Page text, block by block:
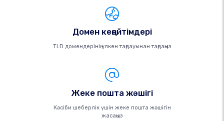
Домен кеңейтімдері
TLD домендерінің үлкен таңдауынан таңдаңыз
Жеке пошта жәшігі
Кәсіби шеберлік үшін жеке пошта жәшігін
жасаңыз